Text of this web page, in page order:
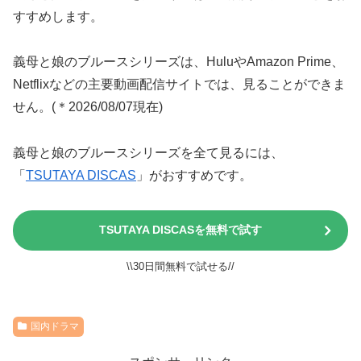
すすめします。
義母と娘のブルースシリーズは、HuluやAmazon Prime、
Netflixなどの主要動画配信サイトでは、見ることができま
せん。(＊2026/08/07現在)
義母と娘のブルースシリーズを全て見るには、
「 TSUTAYA DISCAS 」がおすすめです。
TSUTAYA DISCASを無料で試す
\\30日間無料で試せる//
国内ドラマ